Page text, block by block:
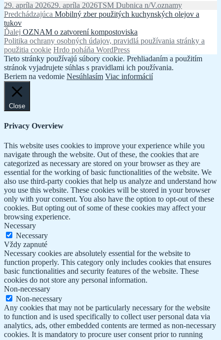
Publikované
29. apríla 202629. apríla 2026Autor
TSM Dubnica n/V.Kategórie
oznamy
Navigácia
v
článku
Predchádzajúca Predchádzajúci
Mobilný zber použitých kuchynských olejov a
tukov
Ďalej Ďalší
článok:
OZNAM o zatvorení kompostoviska
Politika ochrany osobných údajov, pravidlá používania stránky a
použitia cookie Hrdo poháňa WordPress
Tieto stránky používajú súbory cookie. Prehliadaním a použitím
stránok vyjadrujete súhlas s pravidlami ich používania.
Beriem na vedomie Nesúhlasím Viac informácií
Close
Privacy Overview
This website uses cookies to improve your experience while you
navigate through the website. Out of these, the cookies that are
categorized as necessary are stored on your browser as they are
essential for the working of basic functionalities of the website. We
also use third-party cookies that help us analyze and understand how
you use this website. These cookies will be stored in your browser
only with your consent. You also have the option to opt-out of these
cookies. But opting out of some of these cookies may affect your
browsing experience.
Necessary
Necessary
Vždy zapnuté
Necessary cookies are absolutely essential for the website to
function properly. This category only includes cookies that ensures
basic functionalities and security features of the website. These
cookies do not store any personal information.
Non-necessary
Non-necessary
Any cookies that may not be particularly necessary for the website
to function and is used specifically to collect user personal data via
analytics, ads, other embedded contents are termed as non-necessary
cookies. It is mandatory to procure user consent prior to running